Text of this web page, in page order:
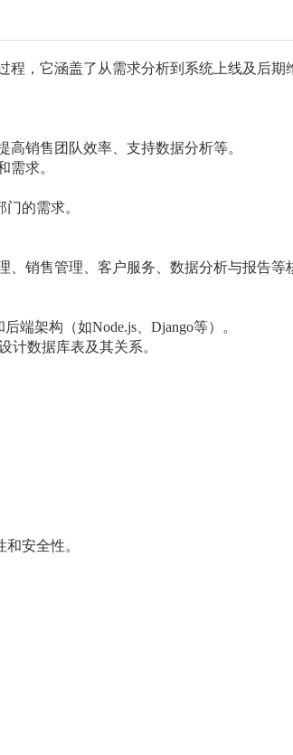
程，它涵盖了从需求分析到系统上线及后期
销售团队效率、支持数据分析等。
需求。
的需求。
销售管理、客户服务、数据分析与报告等
端架构（如Node.js、Django等）。
计数据库表及其关系。
安全性。